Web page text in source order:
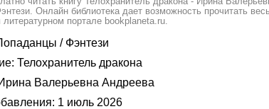
Онлайн библиотека дает возможность прочитать
портале bookplaneta.ru.
/ Фэнтези
Телохранитель дракона
Валерьевна Андреева
1 июль 2026